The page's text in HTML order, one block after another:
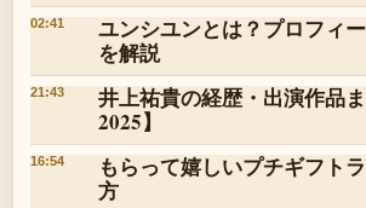
02:41
ユンシユンとは？プロフィ
を解説
21:43
井上祐貴の経歴・出演作品
2025】
16:54
もらって嬉しいプチギフト
方